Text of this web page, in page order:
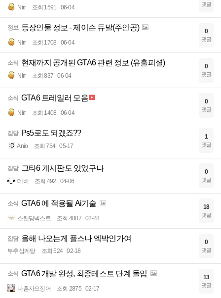
Nirr 조회 1591 06-04 댓글
정보 등장인물 정보 - 제이슨 듀발(주인공)
Nirr 조회 1708 06-04
0
댓글
소식 현재까지 공개된 GTA6 관련 정보 (유출피셜)
Nirr 조회 837 06-04
0
댓글
소식 GTA6 트레일러 모음
Nirr 조회 1408 06-04
0
댓글
잡담 Ps5로도 되겠죠??
Anio 조회 754 05-17
1
댓글
잡담 그타6 게시판도 있었구나
데버 조회 492 04-06
0
댓글
소식 GTA6 에 적용될 Ai기술
스탠딩넥스트 조회 4807 02-28
18
댓글
잡담 올해 나오는게 플스나 엑박인가여
부추삼계탕 조회 524 02-18
0
댓글
소식 GTA6 개발 완성, 최종테스트 단계 돌입
나혼자오징어 조회 2875 02-17
13
댓글